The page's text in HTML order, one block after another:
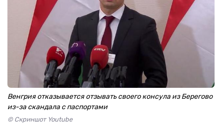
Венгрия отказывается отзывать своего консула из Берегово
из-за скандала с паспортами
© Скриншот Youtube